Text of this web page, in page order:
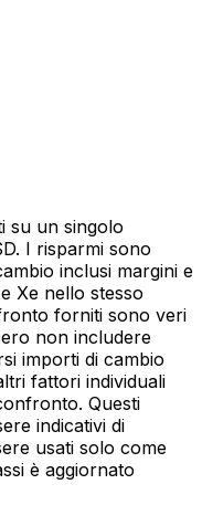
su un singolo
I risparmi sono
inclusi margini e
Xe nello stesso
forniti sono veri
non includere
importi di cambio
fattori individuali
Questi
indicativi di
usati solo come
è aggiornato